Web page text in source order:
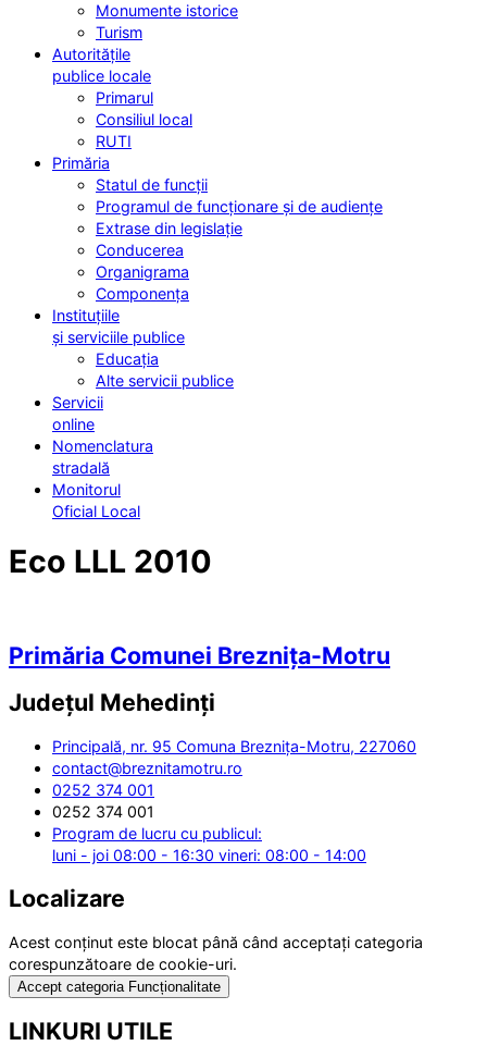
Monumente istorice
Turism
Autoritățile
publice locale
Primarul
Consiliul local
RUTI
Primăria
Statul de funcții
Programul de funcționare și de audiențe
Extrase din legislație
Conducerea
Organigrama
Componența
Instituțiile
și serviciile publice
Educația
Alte servicii publice
Servicii
online
Nomenclatura
stradală
Monitorul
Oficial Local
Eco LLL 2010
Primăria Comunei Breznița-Motru
Județul Mehedinți
Principală, nr. 95 Comuna Breznița-Motru, 227060
contact@breznitamotru.ro
0252 374 001
0252 374 001
Program de lucru cu publicul:
luni - joi 08:00 - 16:30 vineri: 08:00 - 14:00
Localizare
Acest conținut este blocat până când acceptați categoria
corespunzătoare de cookie-uri.
Accept categoria Funcționalitate
LINKURI UTILE